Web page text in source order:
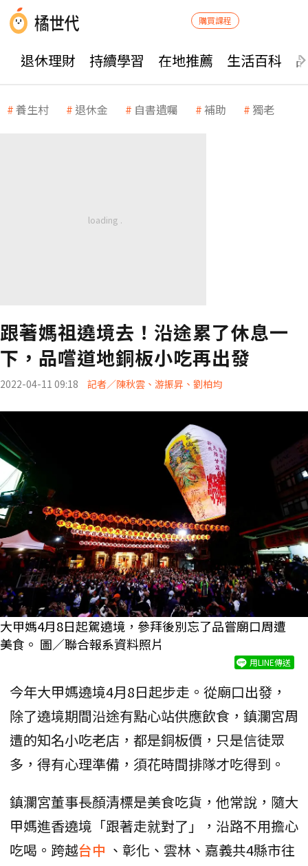
購買課程
退休理財 持續學習 在地推薦 生活百科
養生村 退休金 自書遺囑 補助 獨老
跟著媽祖遶境去！沿途累了休息一
下，品嚐道地銅板小吃再出發
2022-04-11 09:18 記者／陳秋雲、游振昇、劉柏均
大甲媽4月8日起駕遶境，參拜後別忘了品嘗廟口周遭
美食。 圖／聯合報系資料照片
用LINE傳送
今年大甲媽遶境4月8日起步走。從廟口出發，
除了遶境期間沿途有點心站供應飲食，鎮瀾宮周
遭的知名小吃老店，都是銅板價，只是信徒眾
多，得有心理準備，須花時間排隊才吃得到。
鎮瀾宮董事長顏清標是美食吃貨，他常說，隨大
甲媽進香遶境「跟著走就對了」，沿路不用擔心
吃喝。跨越台中 、彰化、雲林、嘉義共4縣市往